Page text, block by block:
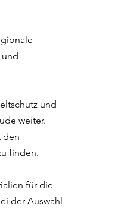
und
weiter.
den
finden.
für die
der Auswahl